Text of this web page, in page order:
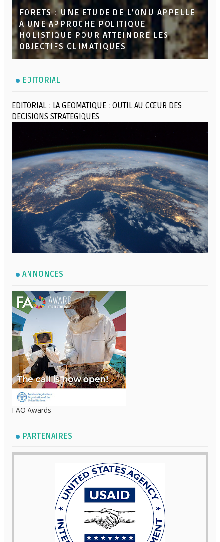
FORETS : UNE ETUDE DE L’ONU APPELLE
A UNE APPROCHE POLITIQUE
HOLISTIQUE POUR ATTEINDRE LES
OBJECTIFS CLIMATIQUES
EDITORIAL
EDITORIAL : LA GEOMATIQUE : OUTIL AU CŒUR DES
DECISIONS STRATEGIQUES
ANNONCES
FAO Awards
PARTENAIRES